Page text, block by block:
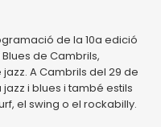
de la 10a edició
de Cambrils,
A Cambrils del 29 de
i blues i també estils
el swing o el rockabilly.